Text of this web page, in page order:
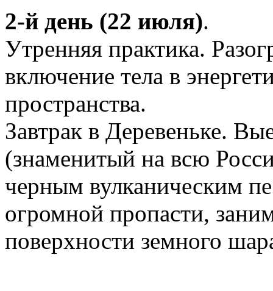
2-й день (22 июля).
Утренняя практика.
включение тела в
пространства.
Завтрак в Деревеньке.
(знаменитый на всю
черным вулканическим
огромной пропасти,
поверхности земного